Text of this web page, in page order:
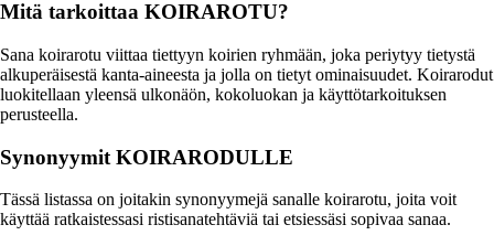
Mitä tarkoittaa KOIRAROTU?
Sana koirarotu viittaa tiettyyn koirien ryhmään, joka periytyy tietystä
alkuperäisestä kanta-aineesta ja jolla on tietyt ominaisuudet. Koirarodut
luokitellaan yleensä ulkonäön, kokoluokan ja käyttötarkoituksen
perusteella.
Synonyymit KOIRARODULLE
Tässä listassa on joitakin synonyymejä sanalle koirarotu, joita voit
käyttää ratkaistessasi ristisanatehtäviä tai etsiessäsi sopivaa sanaa.